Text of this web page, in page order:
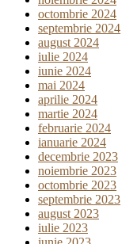
octombrie 2024
septembrie 2024
august 2024
iulie 2024
iunie 2024
mai 2024
aprilie 2024
martie 2024
februarie 2024
ianuarie 2024
decembrie 2023
noiembrie 2023
octombrie 2023
septembrie 2023
august 2023
iulie 2023